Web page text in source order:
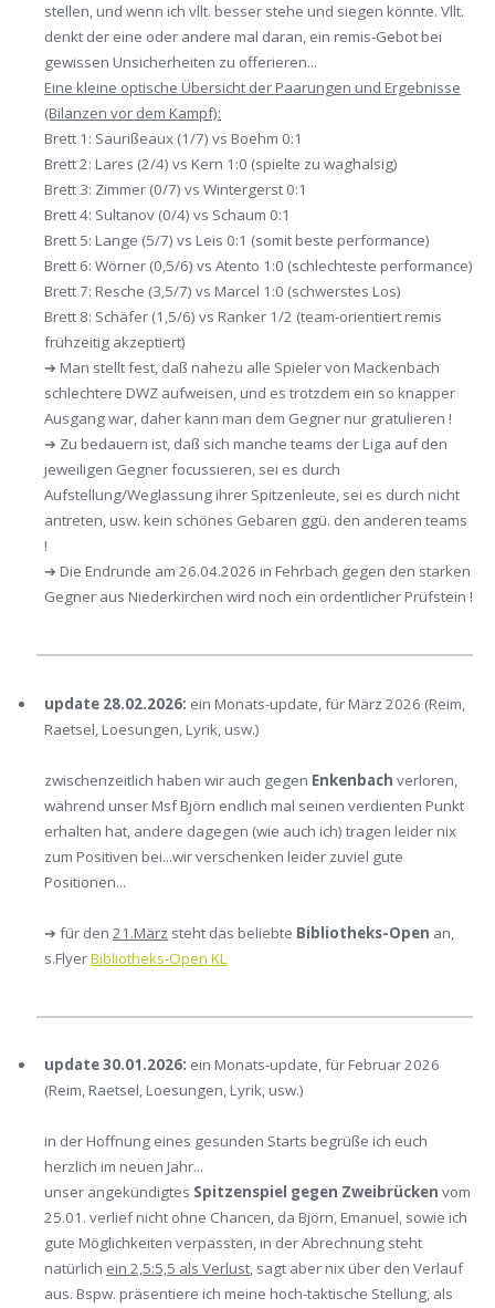
stellen, und wenn ich vllt. besser stehe und siegen könnte. Vllt.
denkt der eine oder andere mal daran, ein remis-Gebot bei
gewissen Unsicherheiten zu offerieren...
Eine kleine optische Übersicht der Paarungen und Ergebnisse
(Bilanzen vor dem Kampf):
Brett 1: Saurißeaux (1/7) vs Boehm 0:1
Brett 2: Lares (2/4) vs Kern 1:0 (spielte zu waghalsig)
Brett 3: Zimmer (0/7) vs Wintergerst 0:1
Brett 4: Sultanov (0/4) vs Schaum 0:1
Brett 5: Lange (5/7) vs Leis 0:1 (somit beste performance)
Brett 6: Wörner (0,5/6) vs Atento 1:0 (schlechteste performance)
Brett 7: Resche (3,5/7) vs Marcel 1:0 (schwerstes Los)
Brett 8: Schäfer (1,5/6) vs Ranker 1/2 (team-orientiert remis
frühzeitig akzeptiert)
➔ Man stellt fest, daß nahezu alle Spieler von Mackenbach
schlechtere DWZ aufweisen, und es trotzdem ein so knapper
Ausgang war, daher kann man dem Gegner nur gratulieren !
➔ Zu bedauern ist, daß sich manche teams der Liga auf den
jeweiligen Gegner focussieren, sei es durch
Aufstellung/Weglassung ihrer Spitzenleute, sei es durch nicht
antreten, usw. kein schönes Gebaren ggü. den anderen teams
!
➔ Die Endrunde am 26.04.2026 in Fehrbach gegen den starken
Gegner aus Niederkirchen wird noch ein ordentlicher Prüfstein !
update 28.02.2026: ein Monats-update, für März 2026 (Reim,
Raetsel, Loesungen, Lyrik, usw.)
zwischenzeitlich haben wir auch gegen Enkenbach verloren,
während unser Msf Björn endlich mal seinen verdienten Punkt
erhalten hat, andere dagegen (wie auch ich) tragen leider nix
zum Positiven bei...wir verschenken leider zuviel gute
Positionen...
➔ für den 21.März steht das beliebte Bibliotheks-Open an,
s.FlyerBibliotheks-Open KL
update 30.01.2026: ein Monats-update, für Februar 2026
(Reim, Raetsel, Loesungen, Lyrik, usw.)
in der Hoffnung eines gesunden Starts begrüße ich euch
herzlich im neuen Jahr...
unser angekündigtes Spitzenspiel gegen Zweibrücken vom
25.01. verlief nicht ohne Chancen, da Björn, Emanuel, sowie ich
gute Möglichkeiten verpassten, in der Abrechnung steht
natürlich ein 2,5:5,5 als Verlust, sagt aber nix über den Verlauf
aus. Bspw. präsentiere ich meine hoch-taktische Stellung, als